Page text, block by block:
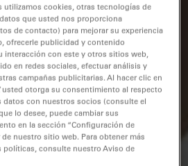
cookies, otras tecnologías de
que usted nos proporciona
de contacto) para mejorar su experiencia
ofrecerle publicidad y contenido
interacción con este y otros sitios web,
en redes sociales, efectuar análisis y
campañas publicitarias. Al hacer clic en
usted otorga su consentimiento al respecto
datos con nuestros socios (consulte el
lo desee, puede cambiar sus
en la sección “Configuración de
nuestro sitio web. Para obtener más
políticas, consulte nuestro Aviso de